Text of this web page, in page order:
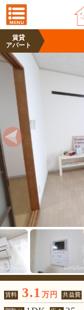
賃貸
アパート
賃料 3.1 万円 共益費